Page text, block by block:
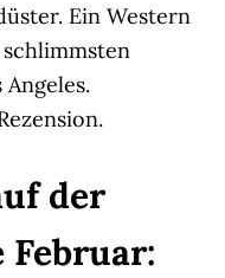
Ein Western
der